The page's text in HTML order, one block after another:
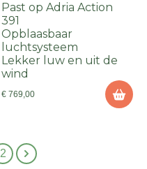
Past op Adria Action
391
Opblaasbaar
luchtsysteem
Lekker luw en uit de
wind
€ 769,00
2